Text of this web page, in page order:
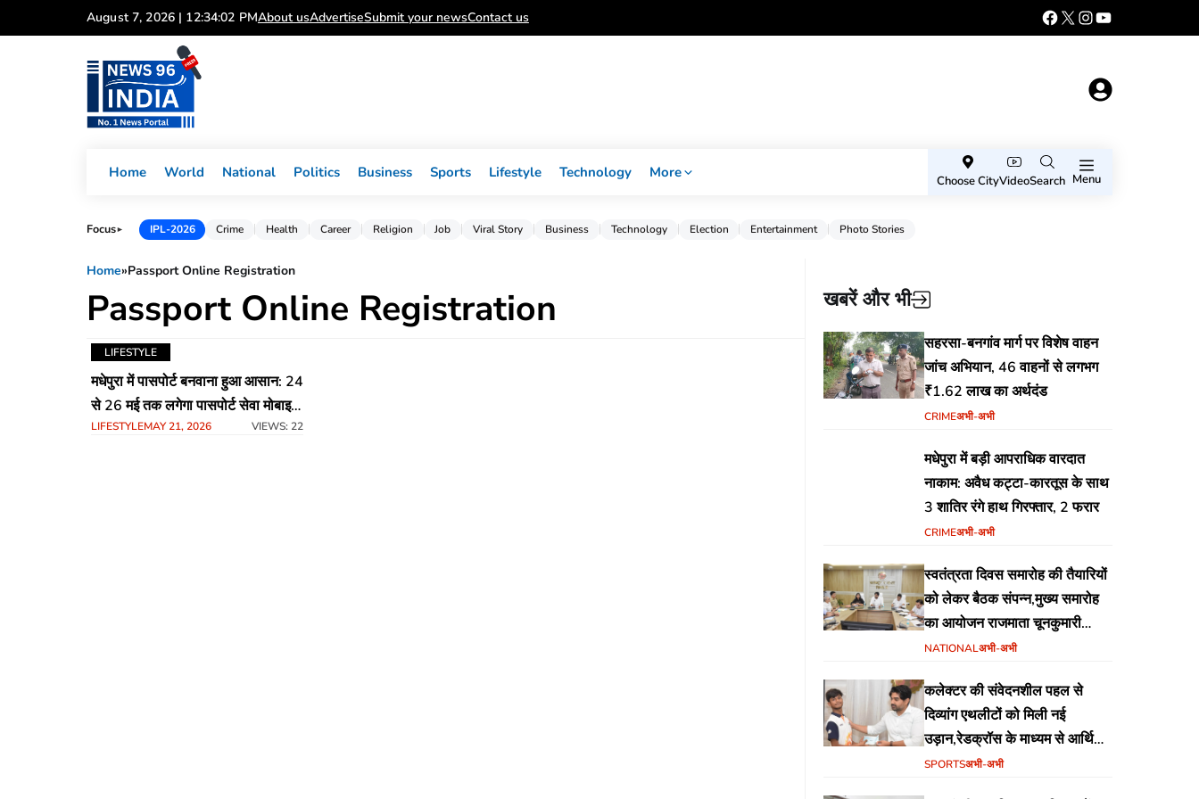
to
August 7, 2026 | 12:34:02 PMAbout usAdvertiseSubmit your newsContact us
Home World National Politics Business Sports Lifestyle Technology More
Choose CityVideoSearch Menu
Focus► IPL-2026 Crime Health Career Religion Job Viral Story Business Technology Election Entertainment Photo Stories
Home»Passport Online Registration
Passport Online Registration
LIFESTYLE
मधेपुरा में पासपोर्ट बनवाना हुआ आसान: 24
से 26 मई तक लगेगा पासपोर्ट सेवा मोबाइल
कैंप
LIFESTYLEMAY 21, 2026 VIEWS: 22
खबरें और भी
सहरसा-बनगांव मार्ग पर विशेष वाहन
जांच अभियान, 46 वाहनों से लगभग
₹1.62 लाख का अर्थदंड
CRIMEअभी-अभी
मधेपुरा में बड़ी आपराधिक वारदात
नाकाम: अवैध कट्टा-कारतूस के साथ
3 शातिर रंगे हाथ गिरफ्तार, 2 फरार
CRIMEअभी-अभी
स्वतंत्रता दिवस समारोह की तैयारियों
को लेकर बैठक संपन्न,मुख्य समारोह
का आयोजन राजमाता चूनकुमारी
स्टेडियम बैढ़न में होगा
NATIONALअभी-अभी
कलेक्टर की संवेदनशील पहल से
दिव्यांग एथलीटों को मिली नई
उड़ान,रेडक्रॉस के माध्यम से आर्थिक
सहायता व खेल सामग्री उपलब्ध,
SPORTSअभी-अभी